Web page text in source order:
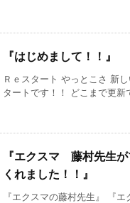
『はじめまして！！』
Ｒｅスタート やっとこさ 新
タートです！！ どこまで更新
『エクスマ 藤村先生
くれました！！』
『エクスマの藤村先生』 『